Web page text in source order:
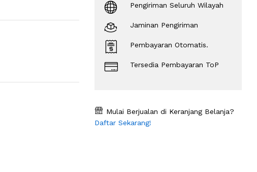
Pengiriman Seluruh Wilayah
Jaminan Pengiriman
Pembayaran Otomatis.
Tersedia Pembayaran ToP
Mulai Berjualan di Keranjang Belanja?
Daftar Sekarang!